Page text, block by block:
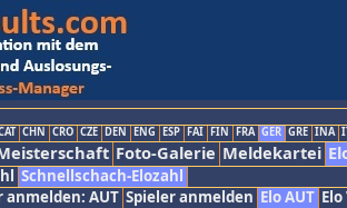
CHN CRO CZE DEN ENG ESP FAI FIN FRA GER GRE INA
Foto-Galerie Meldekartei
Schnellschach-Elozahl
anmelden: AUT Spieler anmelden Elo AUT